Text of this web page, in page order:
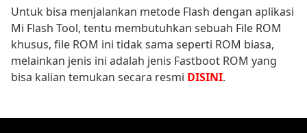
Untuk bisa menjalankan metode Flash dengan aplikasi
Mi Flash Tool, tentu membutuhkan sebuah File ROM
khusus, file ROM ini tidak sama seperti ROM biasa,
melainkan jenis ini adalah jenis Fastboot ROM yang
bisa kalian temukan secara resmi DISINI.